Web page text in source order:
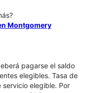
Montgomery
pagarse el saldo
elegibles. Tasa de
servicio elegible. Por